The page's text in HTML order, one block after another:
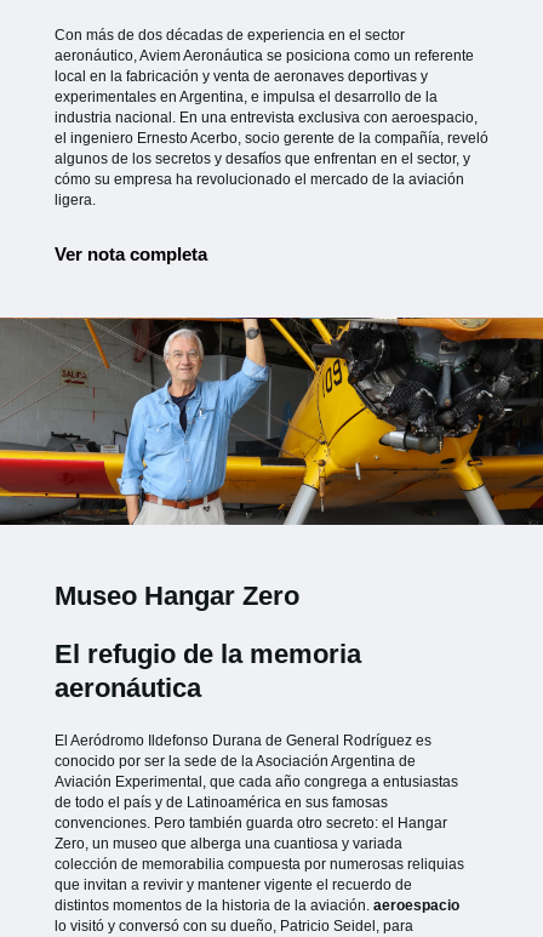
Con más de dos décadas de experiencia en el sector
aeronáutico, Aviem Aeronáutica se posiciona como un referente
local en la fabricación y venta de aeronaves deportivas y
experimentales en Argentina, e impulsa el desarrollo de la
industria nacional. En una entrevista exclusiva con aeroespacio,
el ingeniero Ernesto Acerbo, socio gerente de la compañía, reveló
algunos de los secretos y desafíos que enfrentan en el sector, y
cómo su empresa ha revolucionado el mercado de la aviación
ligera.
Ver nota completa
Museo Hangar Zero
El refugio de la memoria
aeronáutica
El Aeródromo Ildefonso Durana de General Rodríguez es
conocido por ser la sede de la Asociación Argentina de
Aviación Experimental, que cada año congrega a entusiastas
de todo el país y de Latinoamérica en sus famosas
convenciones. Pero también guarda otro secreto: el Hangar
Zero, un museo que alberga una cuantiosa y variada
colección de memorabilia compuesta por numerosas reliquias
que invitan a revivir y mantener vigente el recuerdo de
distintos momentos de la historia de la aviación. aeroespacio
lo visitó y conversó con su dueño, Patricio Seidel, para